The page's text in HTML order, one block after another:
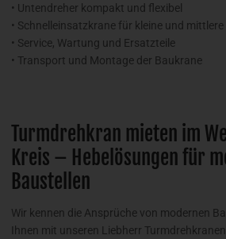
• Untendreher kompakt und flexibel
• Schnelleinsatzkrane für kleine und
• Service, Wartung und Ersatzteile
• Transport und Montage der Baukrane
Turmdrehkran mieten im
Kreis – Hebelösungen für
Baustellen
Wir kennen die Ansprüche von modernen
Ihnen mit unseren Liebherr